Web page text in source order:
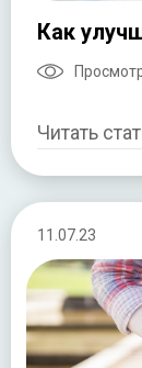
Как
Читать
11.07.23